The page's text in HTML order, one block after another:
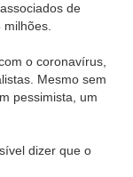
de
milhões.
o coronavírus,
Mesmo sem
pessimista, um
dizer que o